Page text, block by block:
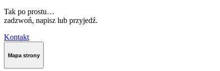
Tak po prostu…
zadzwoń, napisz lub przyjedź.
Kontakt
Mapa strony